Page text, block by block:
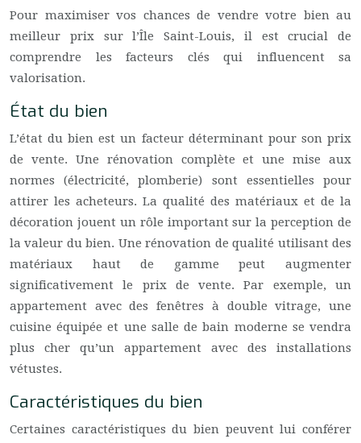
Pour maximiser vos chances de vendre votre bien au
meilleur prix sur l’Île Saint-Louis, il est crucial de
comprendre les facteurs clés qui influencent sa
valorisation.
État du bien
L’état du bien est un facteur déterminant pour son prix
de vente. Une rénovation complète et une mise aux
normes (électricité, plomberie) sont essentielles pour
attirer les acheteurs. La qualité des matériaux et de la
décoration jouent un rôle important sur la perception de
la valeur du bien. Une rénovation de qualité utilisant des
matériaux haut de gamme peut augmenter
significativement le prix de vente. Par exemple, un
appartement avec des fenêtres à double vitrage, une
cuisine équipée et une salle de bain moderne se vendra
plus cher qu’un appartement avec des installations
vétustes.
Caractéristiques du bien
Certaines caractéristiques du bien peuvent lui conférer